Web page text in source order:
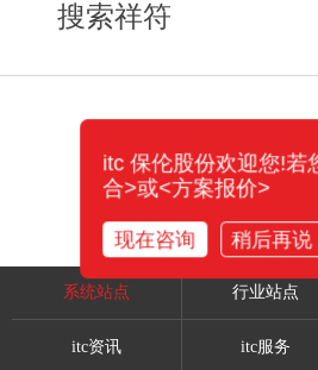
搜索祥符
系统站点 行业站点
itc资讯 itc服务
itc 保伦股份欢迎您!若
合>或<方案报价>
现在咨询 稍后再说